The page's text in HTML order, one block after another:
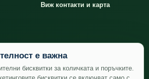
Виж контакти и карта
е важна
бисквитки за количката и поръчките.